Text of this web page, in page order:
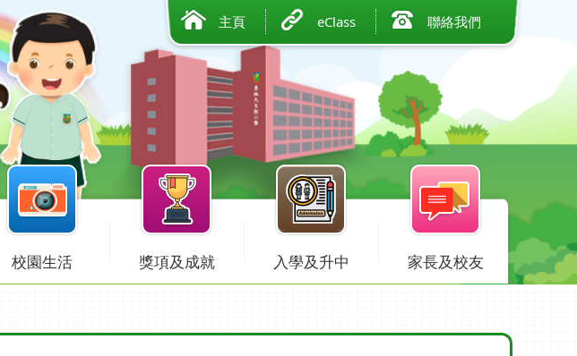
主頁 eClass 聯絡我們
校園生活 獎項及成就 入學及升中 家長及校友